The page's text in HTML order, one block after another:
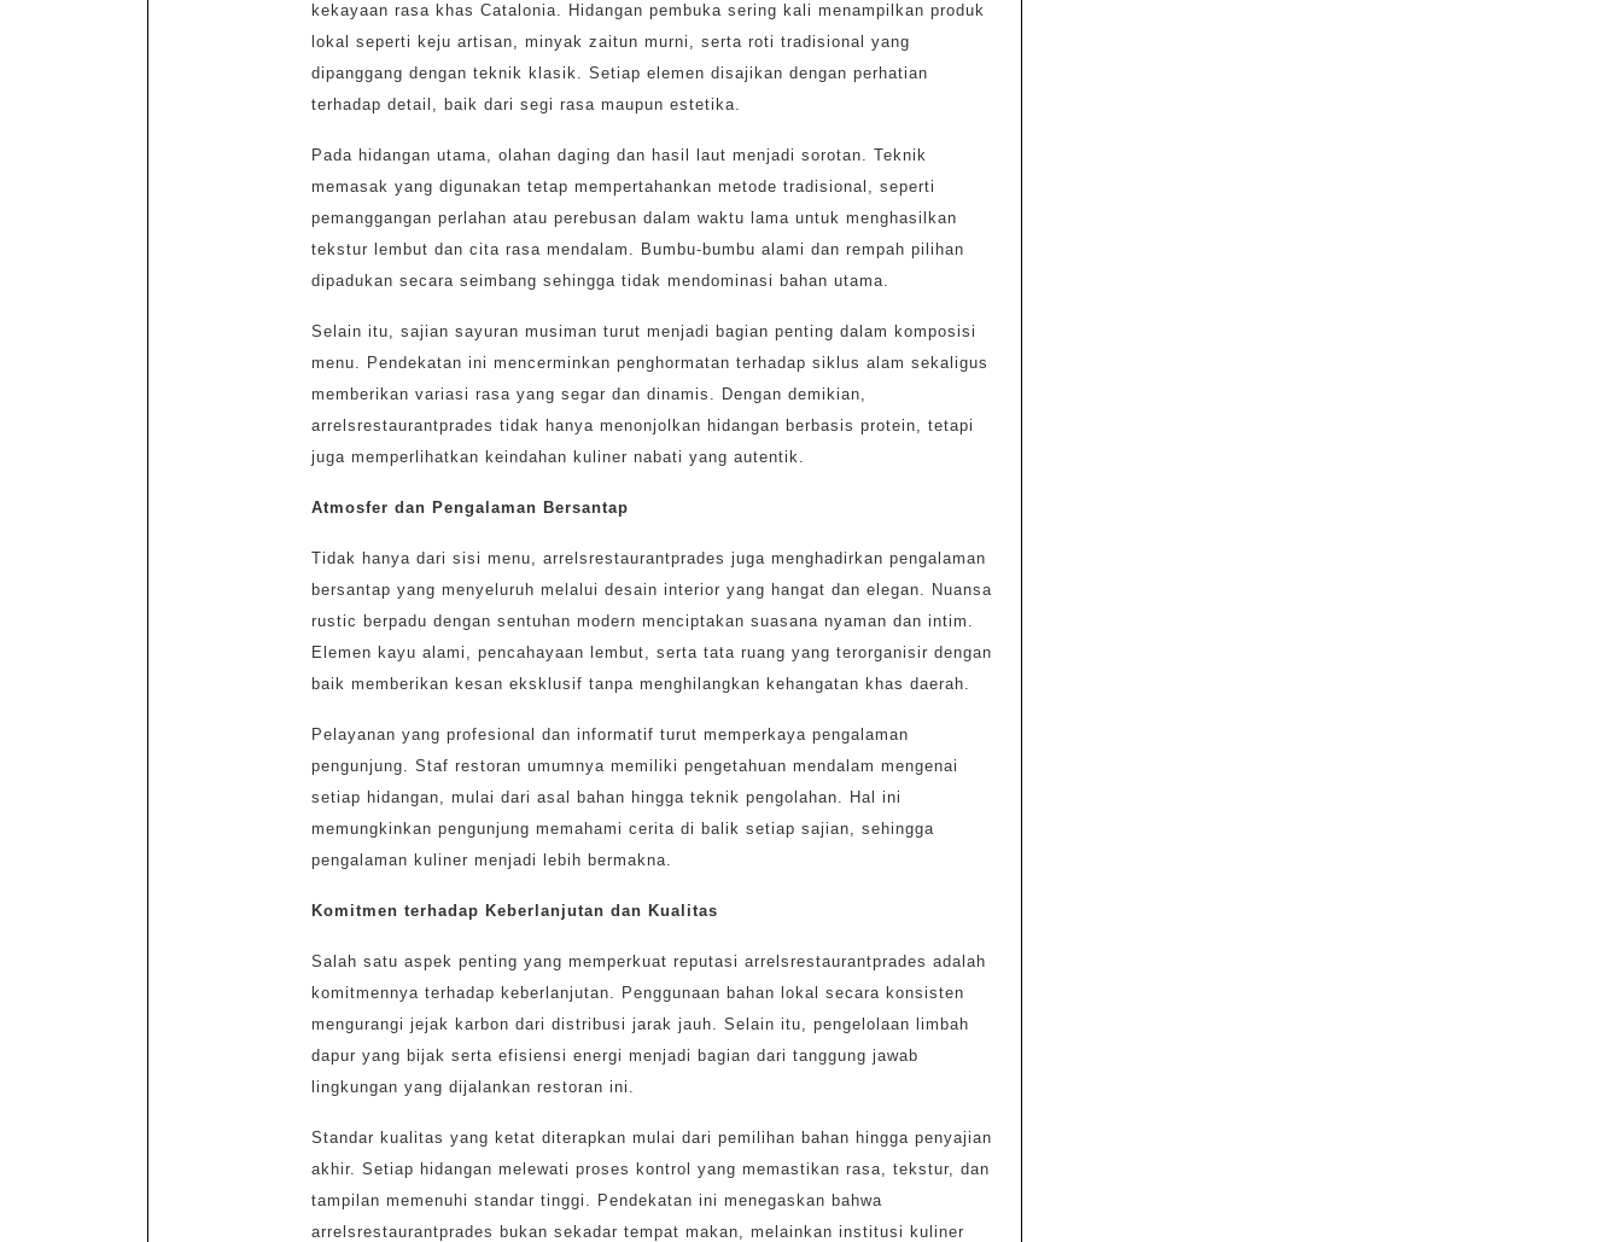
kekayaan rasa khas Catalonia. Hidangan pembuka sering kali menampilkan produk
lokal seperti keju artisan, minyak zaitun murni, serta roti tradisional yang
dipanggang dengan teknik klasik. Setiap elemen disajikan dengan perhatian
terhadap detail, baik dari segi rasa maupun estetika.
Pada hidangan utama, olahan daging dan hasil laut menjadi sorotan. Teknik
memasak yang digunakan tetap mempertahankan metode tradisional, seperti
pemanggangan perlahan atau perebusan dalam waktu lama untuk menghasilkan
tekstur lembut dan cita rasa mendalam. Bumbu-bumbu alami dan rempah pilihan
dipadukan secara seimbang sehingga tidak mendominasi bahan utama.
Selain itu, sajian sayuran musiman turut menjadi bagian penting dalam komposisi
menu. Pendekatan ini mencerminkan penghormatan terhadap siklus alam sekaligus
memberikan variasi rasa yang segar dan dinamis. Dengan demikian,
arrelsrestaurantprades tidak hanya menonjolkan hidangan berbasis protein, tetapi
juga memperlihatkan keindahan kuliner nabati yang autentik.
Atmosfer dan Pengalaman Bersantap
Tidak hanya dari sisi menu, arrelsrestaurantprades juga menghadirkan pengalaman
bersantap yang menyeluruh melalui desain interior yang hangat dan elegan. Nuansa
rustic berpadu dengan sentuhan modern menciptakan suasana nyaman dan intim.
Elemen kayu alami, pencahayaan lembut, serta tata ruang yang terorganisir dengan
baik memberikan kesan eksklusif tanpa menghilangkan kehangatan khas daerah.
Pelayanan yang profesional dan informatif turut memperkaya pengalaman
pengunjung. Staf restoran umumnya memiliki pengetahuan mendalam mengenai
setiap hidangan, mulai dari asal bahan hingga teknik pengolahan. Hal ini
memungkinkan pengunjung memahami cerita di balik setiap sajian, sehingga
pengalaman kuliner menjadi lebih bermakna.
Komitmen terhadap Keberlanjutan dan Kualitas
Salah satu aspek penting yang memperkuat reputasi arrelsrestaurantprades adalah
komitmennya terhadap keberlanjutan. Penggunaan bahan lokal secara konsisten
mengurangi jejak karbon dari distribusi jarak jauh. Selain itu, pengelolaan limbah
dapur yang bijak serta efisiensi energi menjadi bagian dari tanggung jawab
lingkungan yang dijalankan restoran ini.
Standar kualitas yang ketat diterapkan mulai dari pemilihan bahan hingga penyajian
akhir. Setiap hidangan melewati proses kontrol yang memastikan rasa, tekstur, dan
tampilan memenuhi standar tinggi. Pendekatan ini menegaskan bahwa
arrelsrestaurantprades bukan sekadar tempat makan, melainkan institusi kuliner